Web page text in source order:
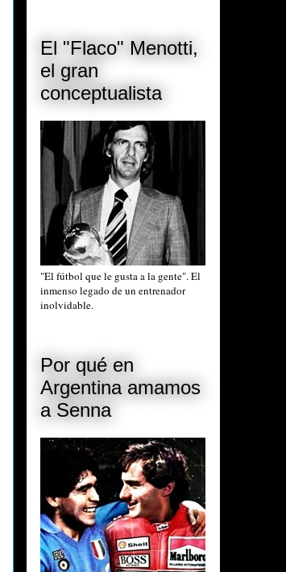
El "Flaco" Menotti,
el gran
conceptualista
"El fútbol que le gusta a la gente". El
inmenso legado de un entrenador
inolvidable.
Por qué en
Argentina amamos
a Senna